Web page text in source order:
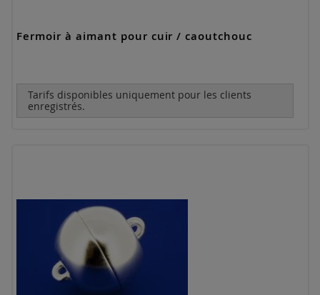
Fermoir à aimant pour cuir / caoutchouc
Tarifs disponibles uniquement pour les clients
enregistrés.